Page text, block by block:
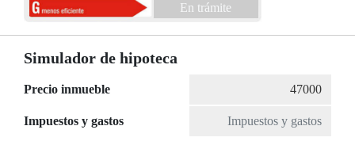
En trámite
Simulador de hipoteca
Precio inmueble
Impuestos y gastos